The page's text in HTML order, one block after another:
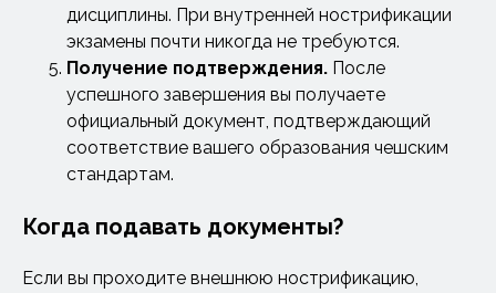
дисциплины. При внутренней нострификации
экзамены почти никогда не требуются.
Получение подтверждения. После
успешного завершения вы получаете
официальный документ, подтверждающий
соответствие вашего образования чешским
стандартам.
Когда подавать документы?
Если вы проходите внешнюю нострификацию,